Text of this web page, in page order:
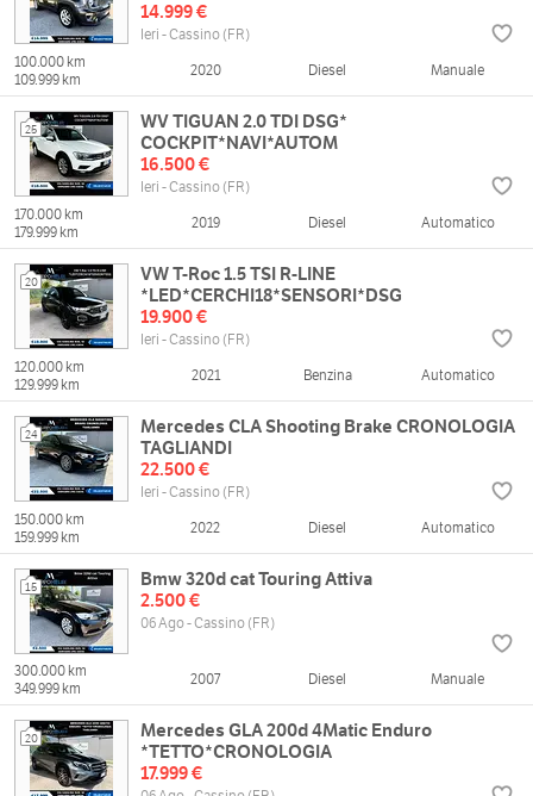
14.999 €
Ieri - Cassino (FR)
100.000 km
109.999 km
2020 Diesel Manuale
25
WV TIGUAN 2.0 TDI DSG*
COCKPIT*NAVI*AUTOM
16.500 €
Ieri - Cassino (FR)
170.000 km
179.999 km
2019 Diesel Automatico
20
VW T-Roc 1.5 TSI R-LINE
*LED*CERCHI18*SENSORI*DSG
19.900 €
Ieri - Cassino (FR)
120.000 km
129.999 km
2021 Benzina Automatico
24
Mercedes CLA Shooting Brake CRONOLOGIA
TAGLIANDI
22.500 €
Ieri - Cassino (FR)
150.000 km
159.999 km
2022 Diesel Automatico
15
Bmw 320d cat Touring Attiva
2.500 €
06 Ago - Cassino (FR)
300.000 km
349.999 km
2007 Diesel Manuale
20
Mercedes GLA 200d 4Matic Enduro
*TETTO*CRONOLOGIA
17.999 €